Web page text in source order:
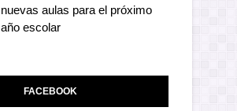
nuevas aulas para el próximo
año escolar
FACEBOOK